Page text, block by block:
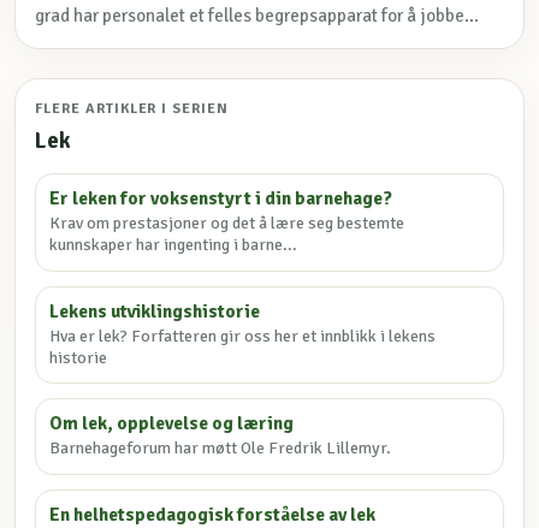
grad har personalet et felles begrepsapparat for å jobbe...
FLERE ARTIKLER I SERIEN
Lek
Er leken for voksenstyrt i din barnehage?
Krav om prestasjoner og det å lære seg bestemte
kunnskaper har ingenting i barne...
Lekens utviklingshistorie
Hva er lek? Forfatteren gir oss her et innblikk i lekens
historie
Om lek, opplevelse og læring
Barnehageforum har møtt Ole Fredrik Lillemyr.
En helhetspedagogisk forståelse av lek